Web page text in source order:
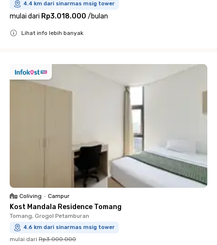
4.4 km dari sinarmas msig tower
mulai dari Rp3.018.000 /bulan
Lihat info lebih banyak
Coliving • Campur
Kost Mandala Residence Tomang
Tomang, Grogol Petamburan
4.6 km dari sinarmas msig tower
mulai dari Rp3.000.000